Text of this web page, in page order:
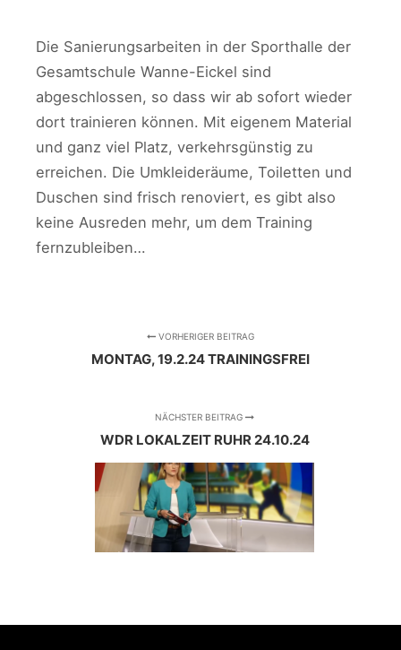
Die Sanierungsarbeiten in der Sporthalle der
Gesamtschule Wanne-Eickel sind
abgeschlossen, so dass wir ab sofort wieder
dort trainieren können. Mit eigenem Material
und ganz viel Platz, verkehrsgünstig zu
erreichen. Die Umkleideräume, Toiletten und
Duschen sind frisch renoviert, es gibt also
keine Ausreden mehr, um dem Training
fernzubleiben…
VORHERIGER BEITRAG
MONTAG, 19.2.24 TRAININGSFREI
NÄCHSTER BEITRAG
WDR LOKALZEIT RUHR 24.10.24